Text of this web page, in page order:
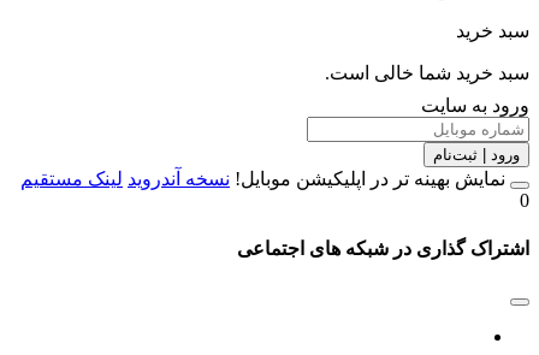
سبد خرید
سبد خرید شما خالی است.
ورود به سایت
ورود | ثبت‌نام
نمایش بهینه تر در اپلیکیشن موبایل! نسخه آندروید لینک مستقیم
0
اشتراک گذاری در شبکه های اجتماعی